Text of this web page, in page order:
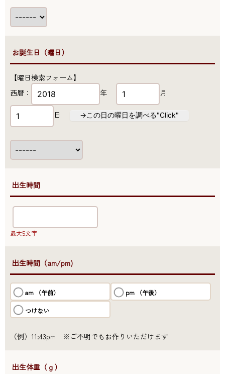
【曜日検索フォーム】
西暦：
年 月
日 →この日の曜日を調べる"Click"
●お誕生日（曜日）
●出生時間
最大5文字
●出生時間（am/pm)
am （午前） pm （午後）
つけない
（例）11:43pm ※ご不明でもお作りいただけます
●出生体重（ｇ）